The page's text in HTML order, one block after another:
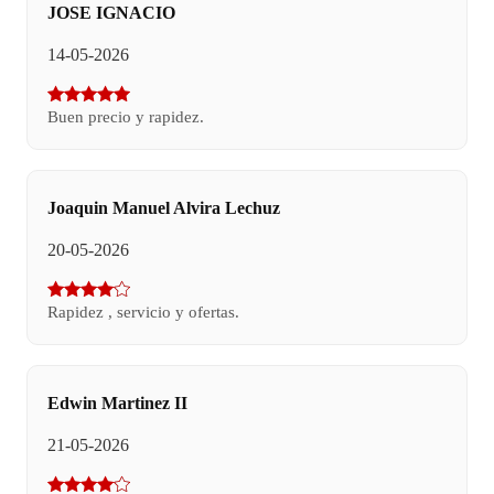
JOSE IGNACIO
14-05-2026
Buen precio y rapidez.
Joaquin Manuel Alvira Lechuz
20-05-2026
Rapidez , servicio y ofertas.
Edwin Martinez II
21-05-2026